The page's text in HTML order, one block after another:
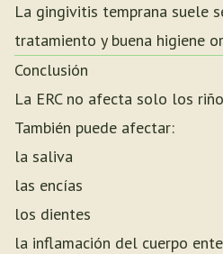
La gingivitis temprana suele
tratamiento y buena higiene
Conclusión
La ERC no afecta solo los
También puede afectar:
la saliva
las encías
los dientes
la inflamación del cuerpo